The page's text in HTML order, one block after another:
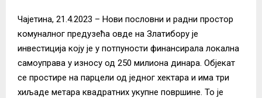
Чајетина, 21.4.2023 – Нови пословни и радни простор
комуналног предузећа овде на Златибору је
инвестиција коју је у потпуности финансирала локална
самоуправа у износу од 250 милиона динара. Објекат
се простире на парцели од једног хектара и има три
хиљаде метара квадратних укупне површине. То је